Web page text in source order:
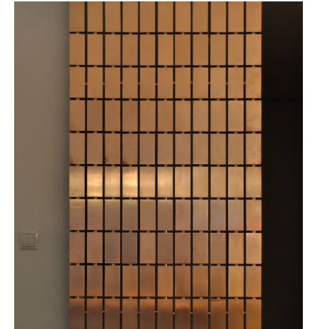
IDEALIZAÇÃO/PROJEÇÃO/DECORAÇÃO
CARPINTARIA GERAL
MOBILIÁRIO
REABILITAÇÃO/REMODELAÇÃO
CATÁLOGO
PORTFÓLIO
CONTACTOS